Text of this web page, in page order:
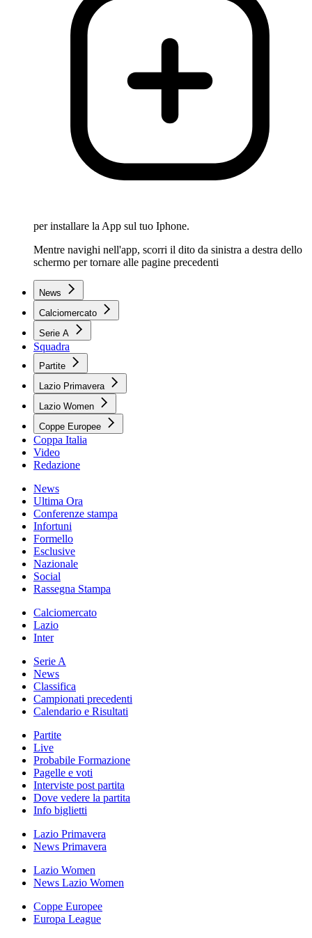
per installare la App sul tuo Iphone.
Mentre navighi nell'app, scorri il dito da sinistra a destra dello
schermo per tornare alle pagine precedenti
News
Calciomercato
Serie A
Squadra
Partite
Lazio Primavera
Lazio Women
Coppe Europee
Coppa Italia
Video
Redazione
News
Ultima Ora
Conferenze stampa
Infortuni
Formello
Esclusive
Nazionale
Social
Rassegna Stampa
Calciomercato
Lazio
Inter
Serie A
News
Classifica
Campionati precedenti
Calendario e Risultati
Partite
Live
Probabile Formazione
Pagelle e voti
Interviste post partita
Dove vedere la partita
Info biglietti
Lazio Primavera
News Primavera
Lazio Women
News Lazio Women
Coppe Europee
Europa League